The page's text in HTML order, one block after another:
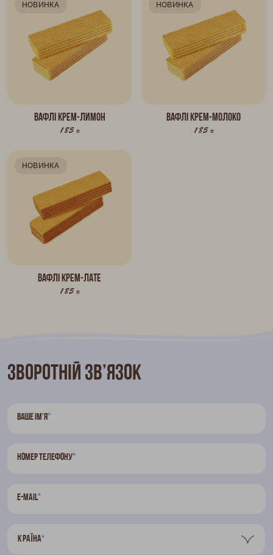
НОВИНКА
Вафлі КРЕМ-ЛИМОН
185 г
НОВИНКА
Вафлі КРЕМ-МОЛОКО
185 г
НОВИНКА
Вафлі КРЕМ-ЛАТЕ
185 г
Зворотній зв’язок
Ваше ім’я*
Номер телефону*
E-mail*
Країна*